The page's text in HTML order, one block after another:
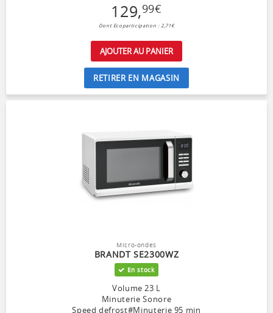
129,99€
Dont Ecoparticipation : 2,71€
AJOUTER AU PANIER
RETIRER EN MAGASIN
Micro-ondes
BRANDT SE2300WZ
En stock
Volume 23 L
Minuterie Sonore
Speed defrost#Minuterie 95 min